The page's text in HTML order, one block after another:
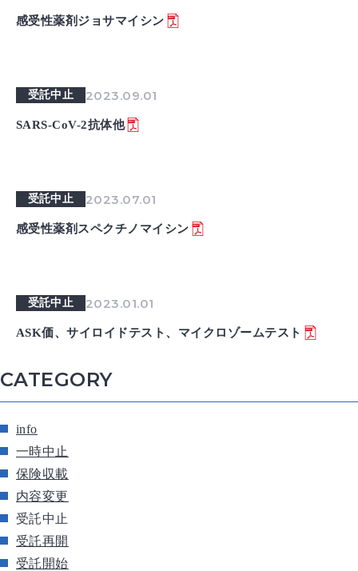
感受性薬剤ジョサマイシン
受託中止 2023.09.01
SARS-CoV-2抗体他
受託中止 2023.07.01
感受性薬剤スペクチノマイシン
受託中止 2023.01.01
ASK価、サイロイドテスト、マイクロゾームテスト
CATEGORY
info
一時中止
保険収載
内容変更
受託中止
受託再開
受託開始